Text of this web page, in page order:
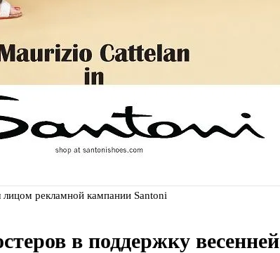
рекламной кампании Santoni
в поддержку весенней